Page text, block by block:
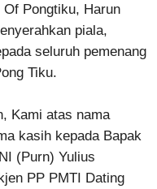
Of Pongtiku, Harun
piala,
seluruh pemenang
Tiku.
Kami atas nama
kasih kepada Bapak
(Purn) Yulius
PP PMTI Dating